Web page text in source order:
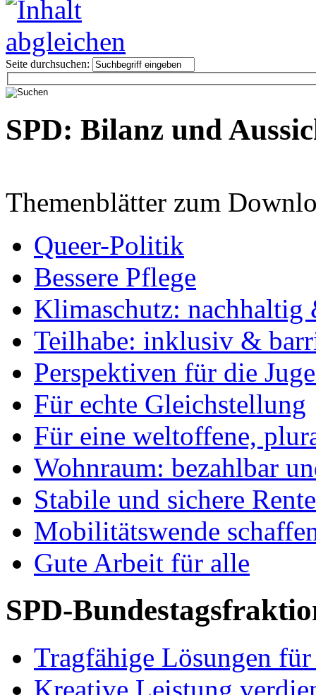
Seite durchsuchen:
SPD: Bilanz und
Themenblätter zum
Queer-Politik
Bessere Pflege
Klimaschutz: nachhaltig
Teilhabe: inklusiv &
Perspektiven für die
Für echte Gleichstellung
Für eine weltoffene,
Wohnraum: bezahlbar
Stabile und sichere
Mobilitätswende
Gute Arbeit für alle
SPD-
Tragfähige Lösungen